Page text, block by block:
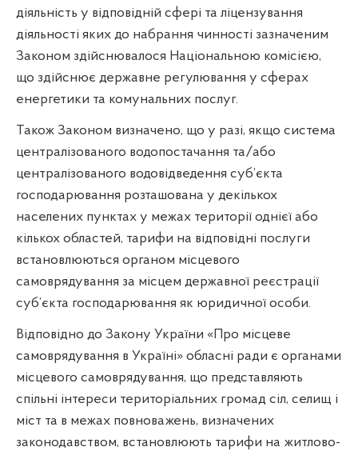
діяльність у відповідній сфері та ліцензування
діяльності яких до набрання чинності зазначеним
Законом здійснювалося Національною комісією,
що здійснює державне регулювання у сферах
енергетики та комунальних послуг.
Також Законом визначено, що у разі, якщо система
централізованого водопостачання та/або
централізованого водовідведення суб’єкта
господарювання розташована у декількох
населених пунктах у межах території однієї або
кількох областей, тарифи на відповідні послуги
встановлюються органом місцевого
самоврядування за місцем державної реєстрації
суб’єкта господарювання як юридичної особи.
Відповідно до Закону України «Про місцеве
самоврядування в Україні» обласні ради є органами
місцевого самоврядування, що представляють
спільні інтереси територіальних громад сіл, селищ і
міст та в межах повноважень, визначених
законодавством, встановлюють тарифи на житлово-